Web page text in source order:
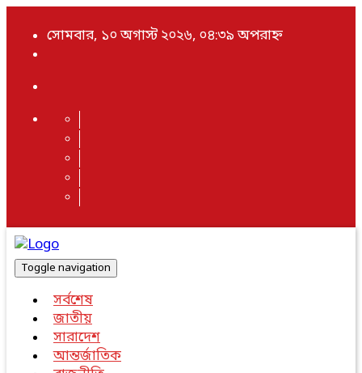
সোমবার, ১০ অগাস্ট ২০২৬, ০৪:৩৯ অপরাহ্ন
Toggle navigation
সর্বশেষ
জাতীয়
সারাদেশ
আন্তর্জাতিক